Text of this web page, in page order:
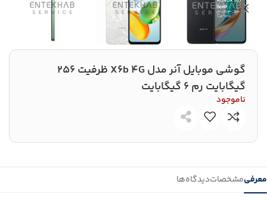
گوشی موبایل آنر مدل X6b 4G ظرفیت 256
گیگابایت رم 6 گیگابایت
ناموجود
معرفیمشخصاتدیدگاه‌ها